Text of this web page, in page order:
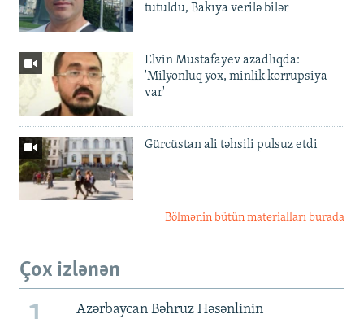
tutuldu, Bakıya verilə bilər
Elvin Mustafayev azadlıqda:
'Milyonluq yox, minlik korrupsiya
var'
Gürcüstan ali təhsili pulsuz etdi
Bölmənin bütün materialları burada
Çox izlənən
Azərbaycan Bəhruz Həsənlinin